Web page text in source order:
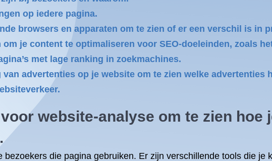
op iedere pagina.
browsers en apparaten om te zien of er een verschil is in
je content te optimaliseren voor SEO-doeleinden, zoals
met lage ranking in zoekmachines.
advertenties op je website om te zien welke advertenties
website-analyse om te zien hoe
die pagina gebruiken. Er zijn verschillende tools die je